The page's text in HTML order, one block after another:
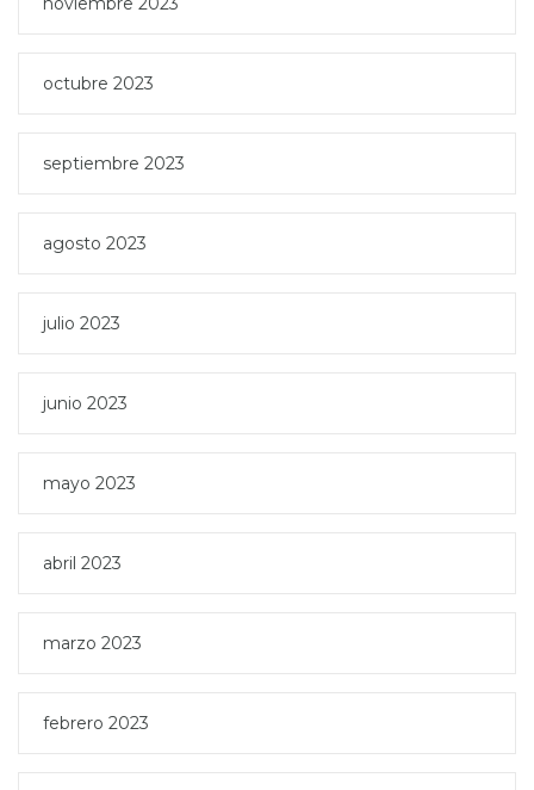
octubre 2023
septiembre 2023
agosto 2023
julio 2023
junio 2023
mayo 2023
abril 2023
marzo 2023
febrero 2023